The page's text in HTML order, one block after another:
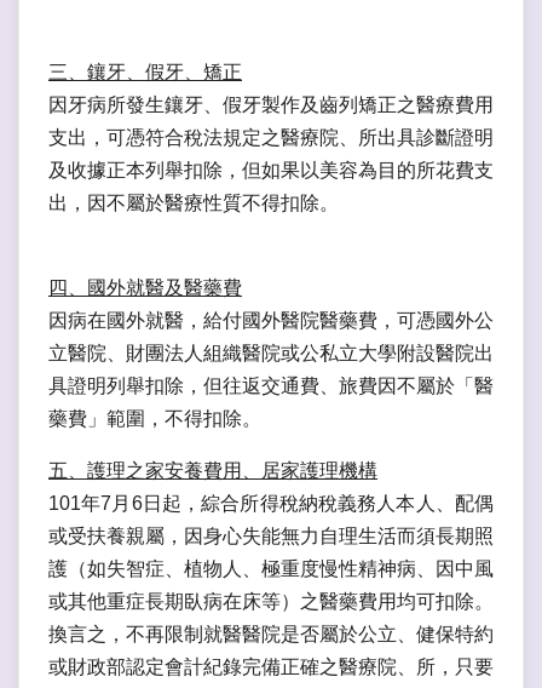
三、鑲牙、假牙、矯正
因牙病所發生鑲牙、假牙製作及齒列矯正之醫療費用
支出，可憑符合稅法規定之醫療院、所出具診斷證明
及收據正本列舉扣除，但如果以美容為目的所花費支
出，因不屬於醫療性質不得扣除。
四、國外就醫及醫藥費
因病在國外就醫，給付國外醫院醫藥費，可憑國外公
立醫院、財團法人組織醫院或公私立大學附設醫院出
具證明列舉扣除，但往返交通費、旅費因不屬於「醫
藥費」範圍，不得扣除。
五、護理之家安養費用、居家護理機構
101年7月6日起，綜合所得稅納稅義務人本人、配偶
或受扶養親屬，因身心失能無力自理生活而須長期照
護（如失智症、植物人、極重度慢性精神病、因中風
或其他重症長期臥病在床等）之醫藥費用均可扣除。
換言之，不再限制就醫醫院是否屬於公立、健保特約
或財政部認定會計紀錄完備正確之醫療院、所，只要